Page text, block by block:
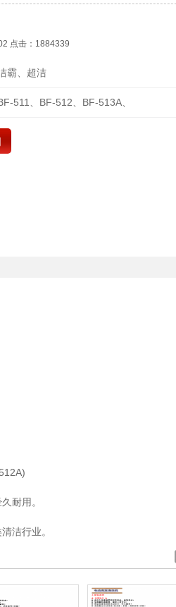
点击：1884339
霸、超洁
511、BF-512、BF-513A、
耐用。
洁行业。